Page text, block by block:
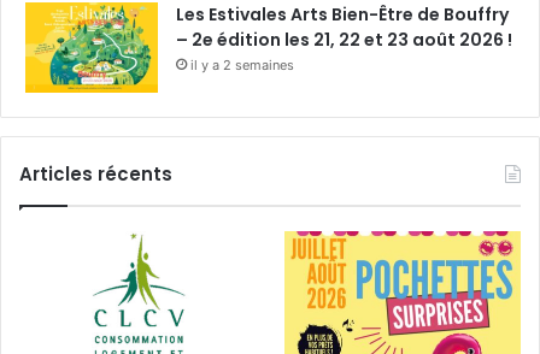
Les Estivales Arts Bien-Être de Bouffry
– 2e édition les 21, 22 et 23 août 2026 !
il y a 2 semaines
Articles récents